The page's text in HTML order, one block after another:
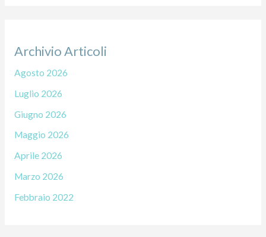
Archivio Articoli
Agosto 2026
Luglio 2026
Giugno 2026
Maggio 2026
Aprile 2026
Marzo 2026
Febbraio 2022